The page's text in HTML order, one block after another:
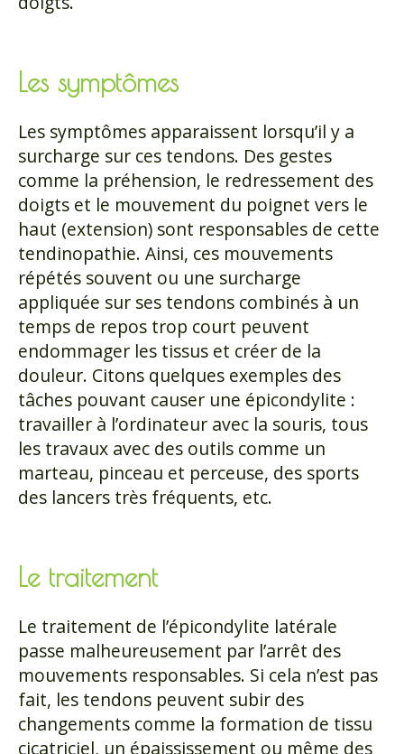
Les symptômes
Les symptômes apparaissent lorsqu’il y a
surcharge sur ces tendons. Des gestes
comme la préhension, le redressement des
doigts et le mouvement du poignet vers le
haut (extension) sont responsables de cette
tendinopathie. Ainsi, ces mouvements
répétés souvent ou une surcharge
appliquée sur ses tendons combinés à un
temps de repos trop court peuvent
endommager les tissus et créer de la
douleur. Citons quelques exemples des
tâches pouvant causer une épicondylite :
travailler à l’ordinateur avec la souris, tous
les travaux avec des outils comme un
marteau, pinceau et perceuse, des sports
des lancers très fréquents, etc.
Le traitement
Le traitement de l’épicondylite latérale
passe malheureusement par l’arrêt des
mouvements responsables. Si cela n’est pas
fait, les tendons peuvent subir des
changements comme la formation de tissu
cicatriciel, un épaississement ou même des